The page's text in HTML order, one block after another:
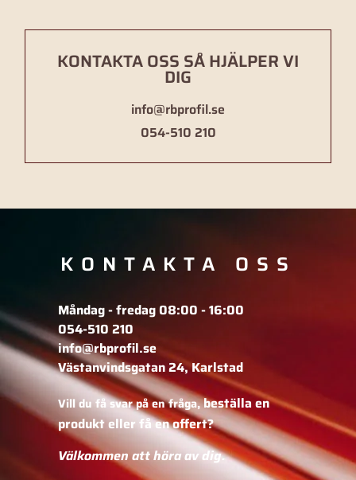
KONTAKTA OSS SÅ HJÄLPER VI
DIG
info@rbprofil.se
054-510 210
KONTAKTA OSS
Måndag - fredag 08:00 - 16:00
054-510 210
info@rbprofil.se
Västanvindsgatan 24, Karlstad
Vill du få svar på en fråga,beställa en
produkt eller få en offert?
Välkommen att höra av dig.